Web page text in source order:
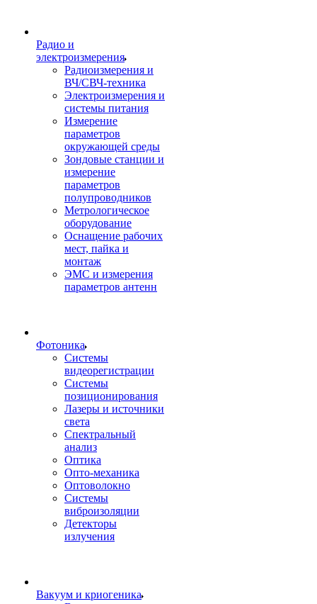
Радио и
электроизмерения
Радиоизмерения и
ВЧ/СВЧ-техника
Электроизмерения и
системы питания
Измерение
параметров
окружающей среды
Зондовые станции и
измерение
параметров
полупроводников
Метрологическое
оборудование
Оснащение рабочих
мест, пайка и
монтаж
ЭМС и измерения
параметров антенн
Фотоника
Cистемы
видеорегистрации
Системы
позиционирования
Лазеры и источники
света
Спектральный
анализ
Оптика
Опто-механика
Оптоволокно
Системы
виброизоляции
Детекторы
излучения
Вакуум и криогеника